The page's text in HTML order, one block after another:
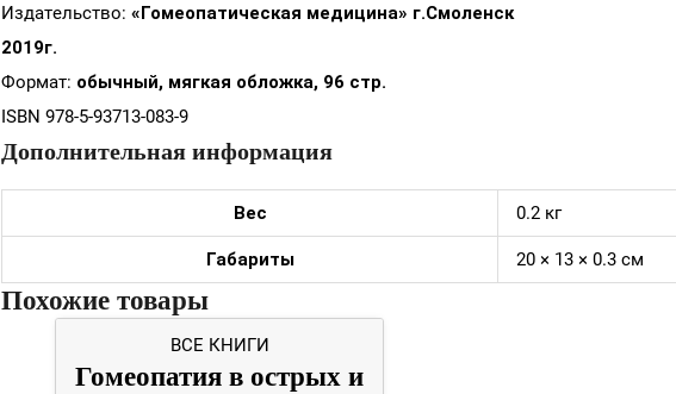
Издательство: «Гомеопатическая медицина» г.Смоленск
2019г.
Формат: обычный, мягкая обложка, 96 стр.
ISBN 978-5-93713-083-9
Дополнительная информация
Вес 0.2 кг
Габариты 20 × 13 × 0.3 см
Похожие товары
ВСЕ КНИГИ
Гомеопатия в острых и